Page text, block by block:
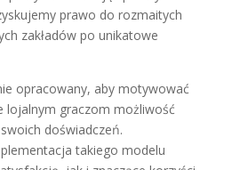
prawo do rozmaitych
zakładów po unikatowe
opracowany, aby motywować
lojalnym graczom możliwość
doświadczeń.
takiego modelu